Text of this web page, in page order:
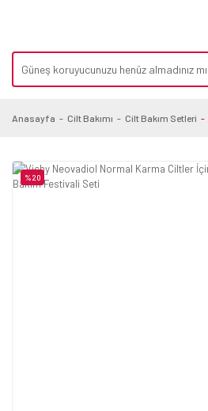
Anasayfa Cilt Bakımı Cilt Bakım Setleri
%20